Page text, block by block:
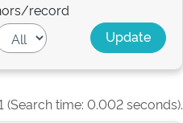
record
(Search time: 0.002 seconds).